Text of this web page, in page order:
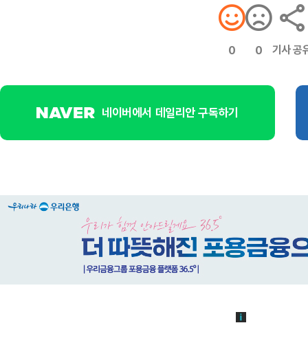
0 0 기사 공
네이버에서 데일리안 구독하기